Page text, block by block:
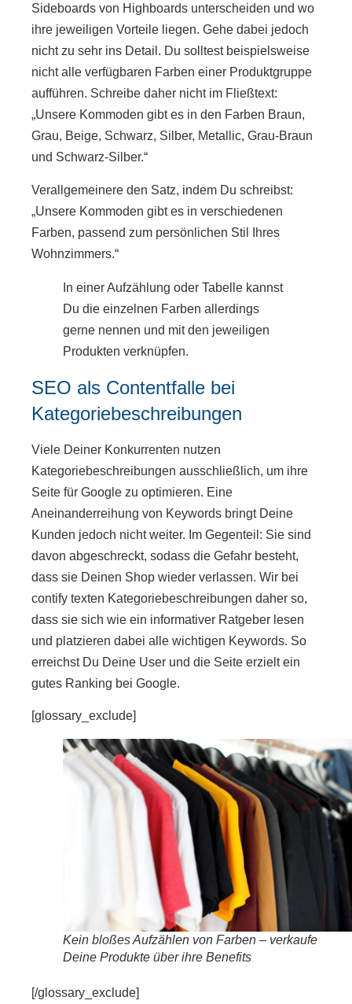
Sideboards von Highboards unterscheiden und wo
ihre jeweiligen Vorteile liegen. Gehe dabei jedoch
nicht zu sehr ins Detail. Du solltest beispielsweise
nicht alle verfügbaren Farben einer Produktgruppe
aufführen. Schreibe daher nicht im Fließtext:
„Unsere Kommoden gibt es in den Farben Braun,
Grau, Beige, Schwarz, Silber, Metallic, Grau-Braun
und Schwarz-Silber.“
Verallgemeinere den Satz, indem Du schreibst:
„Unsere Kommoden gibt es in verschiedenen
Farben, passend zum persönlichen Stil Ihres
Wohnzimmers.“
In einer Aufzählung oder Tabelle kannst
Du die einzelnen Farben allerdings
gerne nennen und mit den jeweiligen
Produkten verknüpfen.
SEO als Contentfalle bei
Kategoriebeschreibungen
Viele Deiner Konkurrenten nutzen
Kategoriebeschreibungen ausschließlich, um ihre
Seite für Google zu optimieren. Eine
Aneinanderreihung von Keywords bringt Deine
Kunden jedoch nicht weiter. Im Gegenteil: Sie sind
davon abgeschreckt, sodass die Gefahr besteht,
dass sie Deinen Shop wieder verlassen. Wir bei
contify texten Kategoriebeschreibungen daher so,
dass sie sich wie ein informativer Ratgeber lesen
und platzieren dabei alle wichtigen Keywords. So
erreichst Du Deine User und die Seite erzielt ein
gutes Ranking bei Google.
[glossary_exclude]
Kein bloßes Aufzählen von Farben – verkaufe
Deine Produkte über ihre Benefits
[/glossary_exclude]